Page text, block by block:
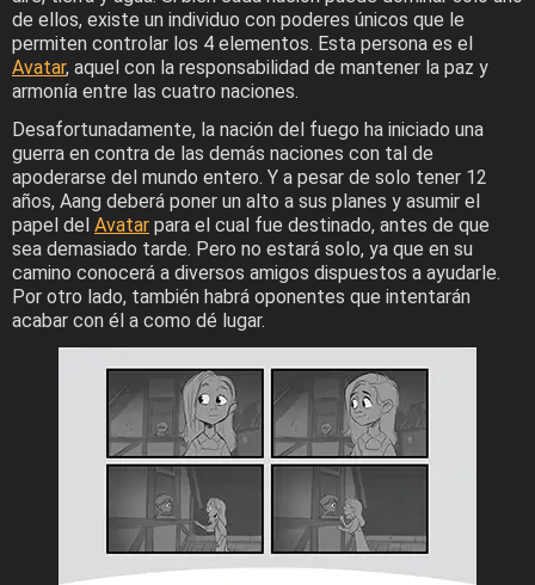
de ellos, existe un individuo con poderes únicos que le
permiten controlar los 4 elementos. Esta persona es el
Avatar, aquel con la responsabilidad de mantener la paz y
armonía entre las cuatro naciones.
Desafortunadamente, la nación del fuego ha iniciado una
guerra en contra de las demás naciones con tal de
apoderarse del mundo entero. Y a pesar de solo tener 12
años, Aang deberá poner un alto a sus planes y asumir el
papel del Avatar para el cual fue destinado, antes de que
sea demasiado tarde. Pero no estará solo, ya que en su
camino conocerá a diversos amigos dispuestos a ayudarle.
Por otro lado, también habrá oponentes que intentarán
acabar con él a como dé lugar.